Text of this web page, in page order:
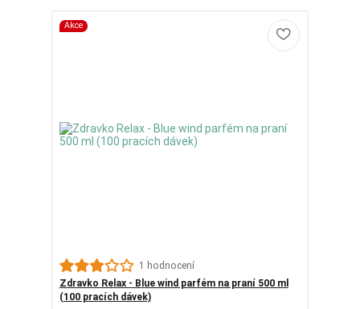
Akce
1 hodnocení
Zdravko Relax - Blue wind parfém na praní 500 ml
(100 pracích dávek)